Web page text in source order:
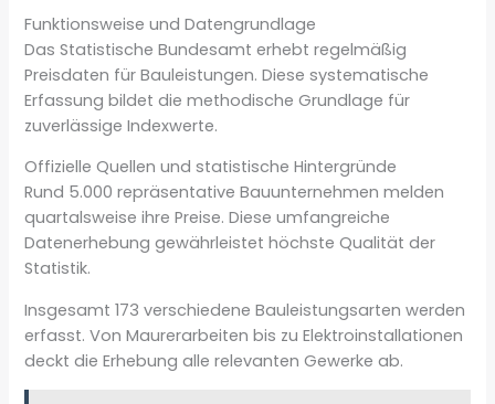
Funktionsweise und Datengrundlage
Das Statistische Bundesamt erhebt regelmäßig
Preisdaten für Bauleistungen. Diese systematische
Erfassung bildet die methodische Grundlage für
zuverlässige Indexwerte.
Offizielle Quellen und statistische Hintergründe
Rund 5.000 repräsentative Bauunternehmen melden
quartalsweise ihre Preise. Diese umfangreiche
Datenerhebung gewährleistet höchste Qualität der
Statistik.
Insgesamt 173 verschiedene Bauleistungsarten werden
erfasst. Von Maurerarbeiten bis zu Elektroinstallationen
deckt die Erhebung alle relevanten Gewerke ab.